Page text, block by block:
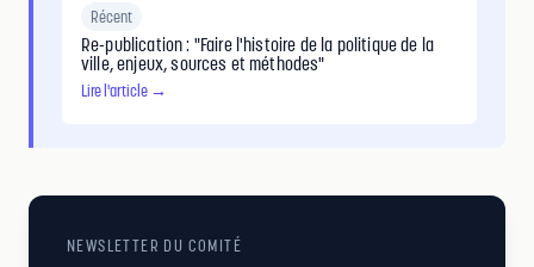
Récent
Re-publication : "Faire l'histoire de la politique de la
ville, enjeux, sources et méthodes"
Lire l'article →
NEWSLETTER DU COMITÉ